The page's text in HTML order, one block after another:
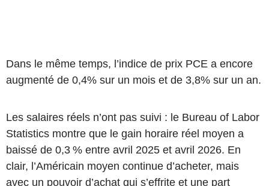
Dans le même temps, l’indice de prix PCE a encore
augmenté de 0,4% sur un mois et de 3,8% sur un an.
Les salaires réels n’ont pas suivi : le Bureau of Labor
Statistics montre que le gain horaire réel moyen a
baissé de 0,3 % entre avril 2025 et avril 2026. En
clair, l’Américain moyen continue d’acheter, mais
avec un pouvoir d’achat qui s’effrite et une part